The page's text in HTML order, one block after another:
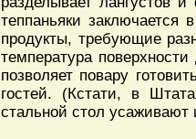
теппаньяки
продукты, требующие
температура
позволяет повару
гостей. (Кстати, в
стальной стол усаживают